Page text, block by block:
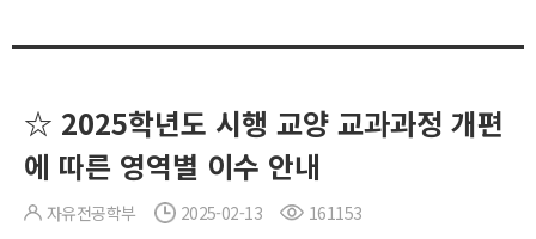
☆ 2025학년도 시행 교양 교과과정 개편
에 따른 영역별 이수 안내
자유전공학부 2025-02-13 161153